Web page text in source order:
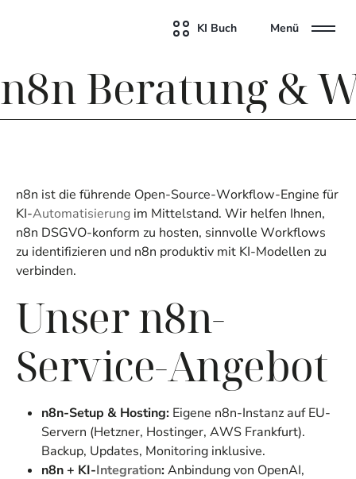
KI Buch Menü
n8n Beratung &
n8n ist die führende Open-Source-Workflow-Engine für
KI-Automatisierung im Mittelstand. Wir helfen Ihnen,
n8n DSGVO-konform zu hosten, sinnvolle Workflows
zu identifizieren und n8n produktiv mit KI-Modellen zu
verbinden.
Unser n8n-
Service-Angebot
n8n-Setup & Hosting: Eigene n8n-Instanz auf EU-
Servern (Hetzner, Hostinger, AWS Frankfurt).
Backup, Updates, Monitoring inklusive.
n8n + KI-Integration:Anbindung von OpenAI,